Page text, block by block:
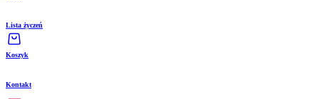
Lista życzeń
Koszyk
Kontakt